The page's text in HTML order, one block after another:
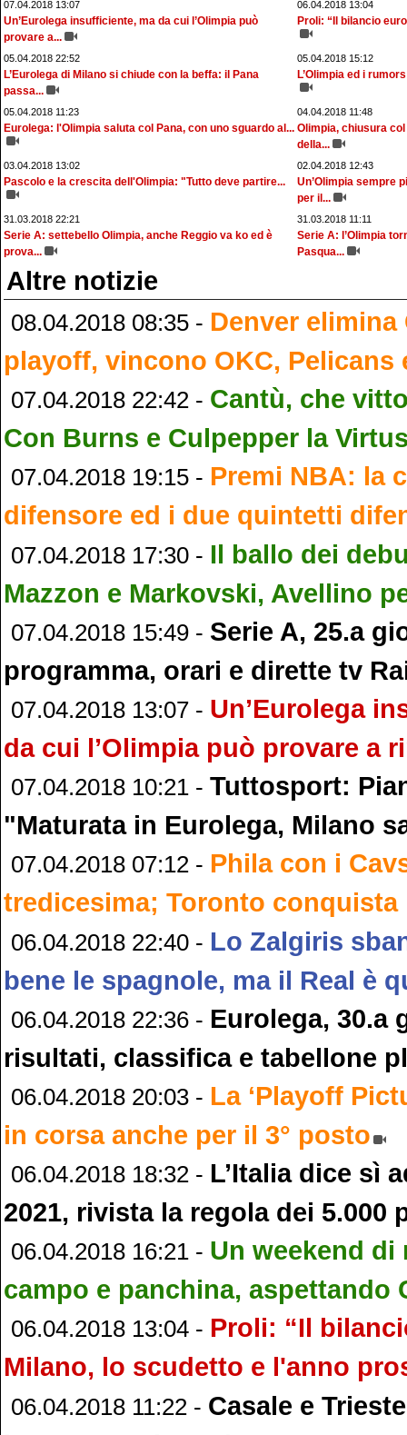
07.04.2018 13:07
Un’Eurolega insufficiente, ma da cui l’Olimpia può
provare a...
06.04.2018 13:04
Proli: “Il bilancio
05.04.2018 22:52
L’Eurolega di Milano si chiude con la beffa: il Pana
passa...
05.04.2018 15:12
L’Olimpia ed i
05.04.2018 11:23
Eurolega: l'Olimpia saluta col Pana, con uno sguardo al...
04.04.2018 11:48
Olimpia, chiusura
della...
03.04.2018 13:02
Pascolo e la crescita dell'Olimpia: "Tutto deve partire...
02.04.2018 12:43
Un’Olimpia sempre
per il...
31.03.2018 22:21
Serie A: settebello Olimpia, anche Reggio va ko ed è
prova...
31.03.2018 11:11
Serie A: l’Olimpia
Pasqua...
Altre notizie
08.04.2018 08:35 - Denver
playoff, vincono OKC, Pelicans
07.04.2018 22:42 - Cantù, che
Con Burns e Culpepper la
07.04.2018 19:15 - Premi NBA: la
difensore ed i due quintetti
07.04.2018 17:30 - Il ballo dei
Mazzon e Markovski, Avellino
07.04.2018 15:49 - Serie A, 25.a
programma, orari e dirette tv
07.04.2018 13:07 - Un’Eurolega
da cui l’Olimpia può provare a
07.04.2018 10:21 - Tuttosport:
"Maturata in Eurolega, Milano
07.04.2018 07:12 - Phila con i
tredicesima; Toronto conquista
06.04.2018 22:40 - Lo Zalgiris
bene le spagnole, ma il Real è
06.04.2018 22:36 - Eurolega, 30.a
risultati, classifica e tabellone
06.04.2018 20:03 - La ‘Playoff
in corsa anche per il 3° posto
06.04.2018 18:32 - L’Italia dice sì
2021, rivista la regola dei 5.000
06.04.2018 16:21 - Un weekend di
campo e panchina, aspettando
06.04.2018 13:04 - Proli: “Il
Milano, lo scudetto e l'anno
06.04.2018 11:22 - Casale e